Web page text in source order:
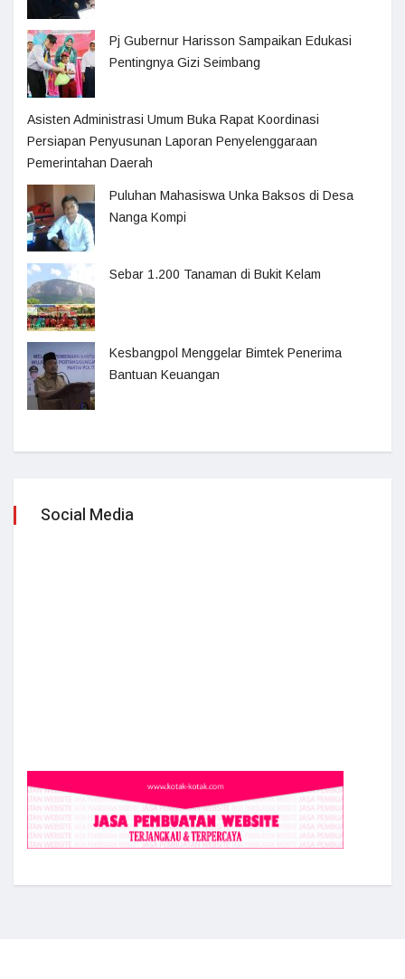
Pj Gubernur Harisson Sampaikan Edukasi
Pentingnya Gizi Seimbang
Asisten Administrasi Umum Buka Rapat Koordinasi
Persiapan Penyusunan Laporan Penyelenggaraan
Pemerintahan Daerah
Puluhan Mahasiswa Unka Baksos di Desa
Nanga Kompi
Sebar 1.200 Tanaman di Bukit Kelam
Kesbangpol Menggelar Bimtek Penerima
Bantuan Keuangan
Social Media